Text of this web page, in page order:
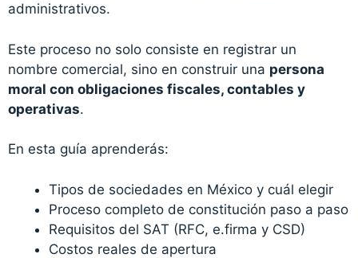
administrativos.
Este proceso no solo consiste en registrar un
nombre comercial, sino en construir una persona
moral con obligaciones fiscales, contables y
operativas.
En esta guía aprenderás:
Tipos de sociedades en México y cuál elegir
Proceso completo de constitución paso a paso
Requisitos del SAT (RFC, e.firma y CSD)
Costos reales de apertura